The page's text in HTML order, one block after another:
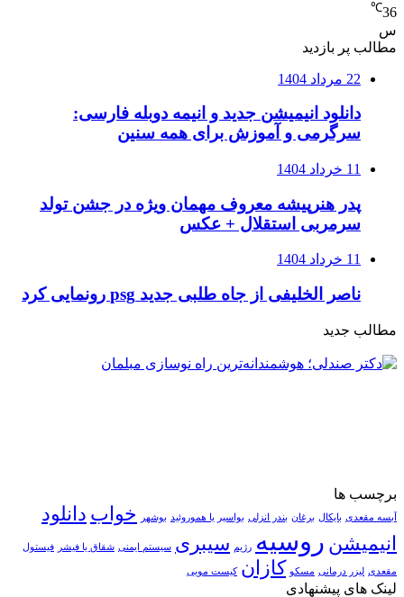
36
℃
س
مطالب پر بازدید
22 مرداد 1404
دانلود انیمیشن جدید و انیمه دوبله فارسی:
سرگرمی و آموزش برای همه سنین
11 خرداد 1404
پدر هنرپیشه معروف مهمان ویژه در جشن تولد
سرمربی استقلال + عکس
11 خرداد 1404
ناصر الخلیفی از جاه طلبی جدید psg رونمایی کرد
مطالب جدید
برچسب ها
آبسه مقعدی بایکال برغان بندر انزلی بواسیر یا هموروئید بوشهر خواب دانلود
انیمیشن روسیه رژیم سیبری سیستم ایمنی شقاق یا فیشر فیستول
مقعدی لیزر درمانی مسکو کازان کیست مویی
لینک های پیشنهادی